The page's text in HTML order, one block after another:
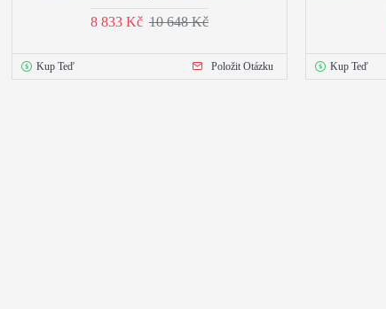
8 833 Kč 10 648 Kč
Kup Teď Položit Otázku Kup Teď